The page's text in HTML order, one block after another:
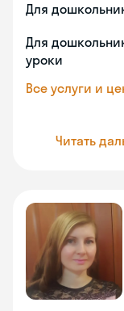
Для
Для
уроки
Все услуги и
Читать